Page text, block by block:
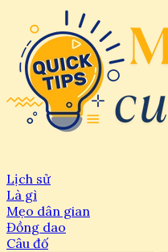
Lịch sử
Là gì
Mẹo dân gian
Đồng dao
Câu đố